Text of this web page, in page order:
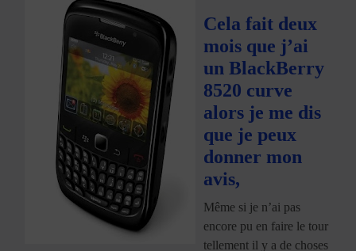
Cela fait deux
mois que j’ai
un BlackBerry
8520 curve
alors je me dis
que je peux
donner mon
avis,
Même si je n’ai pas
encore pu en faire le tour
tellement il y a de choses